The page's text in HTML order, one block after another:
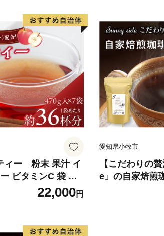
ィー 粉末 果汁 イ
ビタミンC 袋 ロ
末茶 簡単 手軽 ホ
22,000円
愛知県小牧市
【こだわりの
e」の自家焙煎